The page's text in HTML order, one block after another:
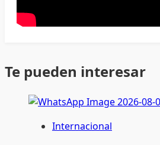
Te pueden interesar
Internacional